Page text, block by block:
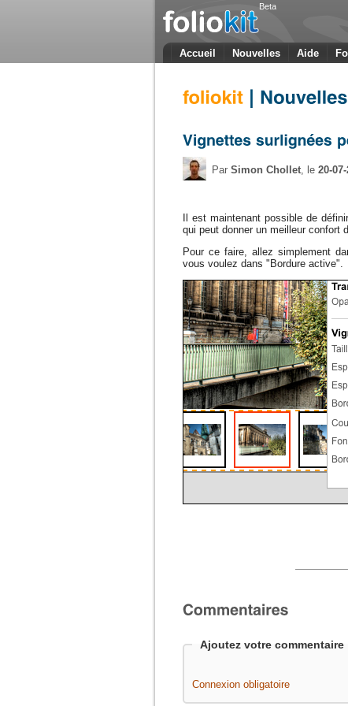
Beta
Accueil Nouvelles Aide
Par Simon Chollet, le 20-
Il est maintenant possible de
qui peut donner un meilleur confort
Pour ce faire, allez simplement
vous voulez dans "Bordure active".
Ajoutez votre commentaire
Connexion obligatoire